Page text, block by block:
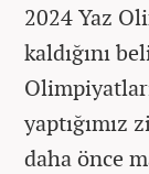
2024 Yaz
kaldığını
yaptığımız
daha önce